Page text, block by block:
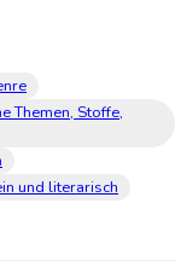
Themen, Stoffe,
und literarisch